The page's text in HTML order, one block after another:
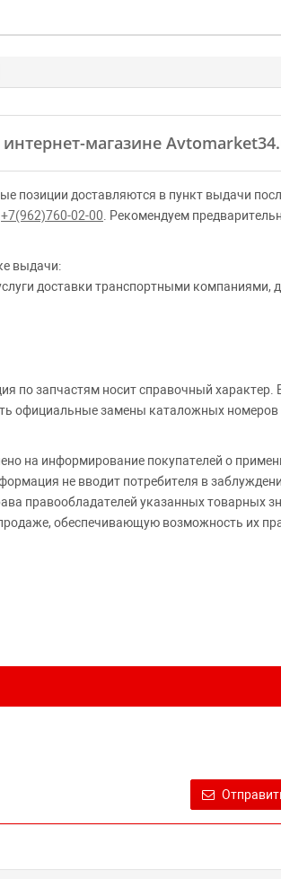
интернет-магазине
позиции доставляются в пункт выдачи
+7(962)760-02-00 . Рекомендуем
выдачи:
доставки транспортными компаниями,
по запчастям носит справочный характер.
официальные замены каталожных номеров
на информирование покупателей о
не вводит потребителя в
правообладателей указанных товарных
обеспечивающую возможность их